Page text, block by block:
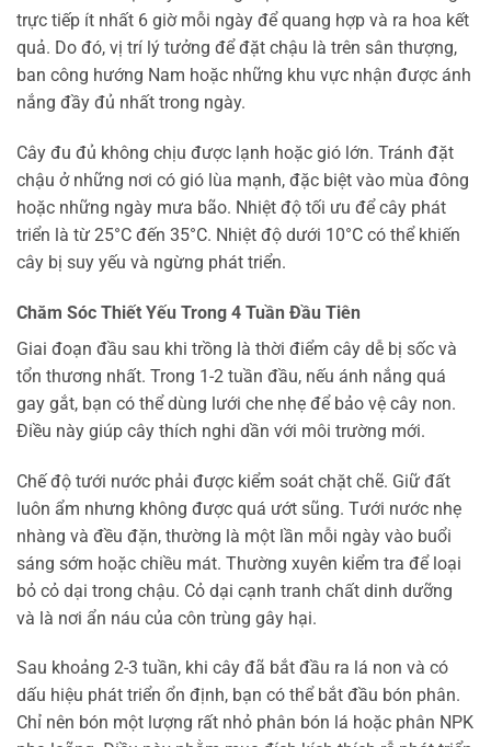
trực tiếp ít nhất 6 giờ mỗi ngày để quang hợp và ra hoa kết
quả. Do đó, vị trí lý tưởng để đặt chậu là trên sân thượng,
ban công hướng Nam hoặc những khu vực nhận được ánh
nắng đầy đủ nhất trong ngày.
Cây đu đủ không chịu được lạnh hoặc gió lớn. Tránh đặt
chậu ở những nơi có gió lùa mạnh, đặc biệt vào mùa đông
hoặc những ngày mưa bão. Nhiệt độ tối ưu để cây phát
triển là từ 25°C đến 35°C. Nhiệt độ dưới 10°C có thể khiến
cây bị suy yếu và ngừng phát triển.
Chăm Sóc Thiết Yếu Trong 4 Tuần Đầu Tiên
Giai đoạn đầu sau khi trồng là thời điểm cây dễ bị sốc và
tổn thương nhất. Trong 1-2 tuần đầu, nếu ánh nắng quá
gay gắt, bạn có thể dùng lưới che nhẹ để bảo vệ cây non.
Điều này giúp cây thích nghi dần với môi trường mới.
Chế độ tưới nước phải được kiểm soát chặt chẽ. Giữ đất
luôn ẩm nhưng không được quá ướt sũng. Tưới nước nhẹ
nhàng và đều đặn, thường là một lần mỗi ngày vào buổi
sáng sớm hoặc chiều mát. Thường xuyên kiểm tra để loại
bỏ cỏ dại trong chậu. Cỏ dại cạnh tranh chất dinh dưỡng
và là nơi ẩn náu của côn trùng gây hại.
Sau khoảng 2-3 tuần, khi cây đã bắt đầu ra lá non và có
dấu hiệu phát triển ổn định, bạn có thể bắt đầu bón phân.
Chỉ nên bón một lượng rất nhỏ phân bón lá hoặc phân NPK